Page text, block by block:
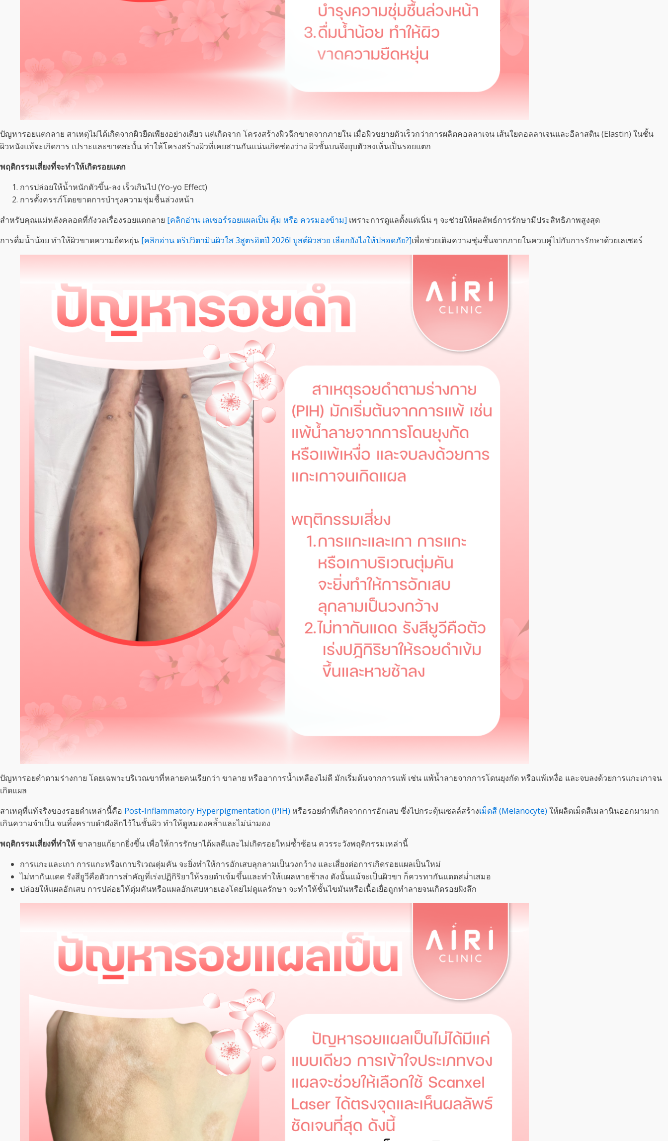
ปัญหารอยแตกลาย สาเหตุไม่ได้เกิดจากผิวยืดเพียงอย่างเดียว แต่เกิดจาก โครงสร้างผิวฉีกขาดจากภายใน เมื่อผิวขยายตัวเร็วกว่าการผลิตคอลลาเจน เส้นใยคอลลาเจนและอีลาสติน (Elastin) ในชั้น
ผิวหนังแท้จะเกิดการ เปราะและขาดสะบั้น ทำให้โครงสร้างผิวที่เคยสานกันแน่นเกิดช่องว่าง ผิวชั้นบนจึงยุบตัวลงเห็นเป็นรอยแตก
พฤติกรรมเสี่ยงที่จะทำให้เกิดรอยแตก
การปล่อยให้น้ำหนักตัวขึ้น-ลง เร็วเกินไป (Yo-yo Effect)
การตั้งครรภ์โดยขาดการบำรุงความชุ่มชื้นล่วงหน้า
สำหรับคุณแม่หลังคลอดที่กังวลเรื่องรอยแตกลาย [คลิกอ่าน เลเซอร์รอยแผลเป็น คุ้ม หรือ ควรมองข้าม] เพราะการดูแลตั้งแต่เนิ่น ๆ จะช่วยให้ผลลัพธ์การรักษามีประสิทธิภาพสูงสุด
การดื่มน้ำน้อย ทำให้ผิวขาดความยืดหยุ่น [คลิกอ่าน ดริปวิตามินผิวใส 3สูตรฮิตปี 2026! บูสต์ผิวสวย เลือกยังไงให้ปลอดภัย?]เพื่อช่วยเติมความชุ่มชื้นจากภายในควบคู่ไปกับการรักษาด้วยเลเซอร์
ปัญหารอยดำตามร่างกาย โดยเฉพาะบริเวณขาที่หลายคนเรียกว่า ขาลาย หรืออาการน้ำเหลืองไม่ดี มักเริ่มต้นจากการแพ้ เช่น แพ้น้ำลายจากการโดนยุงกัด หรือแพ้เหงื่อ และจบลงด้วยการแกะเกาจน
เกิดแผล
สาเหตุที่แท้จริงของรอยดำเหล่านี้คือ Post-Inflammatory Hyperpigmentation (PIH) หรือรอยดำที่เกิดจากการอักเสบ ซึ่งไปกระตุ้นเซลล์สร้างเม็ดสี (Melanocyte) ให้ผลิตเม็ดสีเมลานินออกมามาก
เกินความจำเป็น จนทิ้งคราบดำฝังลึกไว้ในชั้นผิว ทำให้ดูหมองคล้ำและไม่น่ามอง
พฤติกรรมเสี่ยงที่ทำให้ขาลายแก้ยากยิ่งขึ้น เพื่อให้การรักษาได้ผลดีและไม่เกิดรอยใหม่ซ้ำซ้อน ควรระวังพฤติกรรมเหล่านี้
การแกะและเกา การแกะหรือเกาบริเวณตุ่มคัน จะยิ่งทำให้การอักเสบลุกลามเป็นวงกว้าง และเสี่ยงต่อการเกิดรอยแผลเป็นใหม่
ไม่ทากันแดด รังสียูวีคือตัวการสำคัญที่เร่งปฏิกิริยาให้รอยดำเข้มขึ้นและทำให้แผลหายช้าลง ดังนั้นแม้จะเป็นผิวขา ก็ควรทากันแดดสม่ำเสมอ
ปล่อยให้แผลอักเสบ การปล่อยให้ตุ่มคันหรือแผลอักเสบหายเองโดยไม่ดูแลรักษา จะทำให้ชั้นไขมันหรือเนื้อเยื่อถูกทำลายจนเกิดรอยฝังลึก